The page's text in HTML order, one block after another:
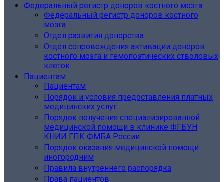
Федеральный регистр доноров костного мозга
Федеральный регистр доноров костного
мозга
Отдел развития донорства
Отдел сопровождения активации доноров
костного мозга и гемопоэтических стволовых
клеток
Пациентам
Пациентам
Порядок и условия предоставления платных
медицинских услуг
Порядок получения специализированной
медицинской помощи в клинике ФГБУН
КНИИ ГПК ФМБА России
Порядок оказания медицинской помощи
иногородним
Правила внутреннего распорядка
Права пациентов